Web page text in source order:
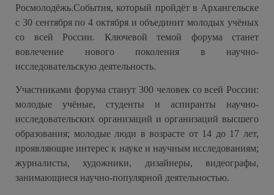
Росмолодёжь.События, который пройдёт в Архангельске
с 30 сентября по 4 октября и объединит молодых учёных
со всей России. Ключевой темой форума станет
вовлечение нового поколения в научно-
исследовательскую деятельность.
Участниками форума станут 300 человек со всей России:
молодые учёные, студенты и аспиранты научно-
исследовательских организаций и организаций высшего
образования; молодые люди в возрасте от 14 до 17 лет,
проявляющие интерес к науке и научным исследованиям;
журналисты, художники, дизайнеры, видеографы,
занимающиеся научно-популярной деятельностью.